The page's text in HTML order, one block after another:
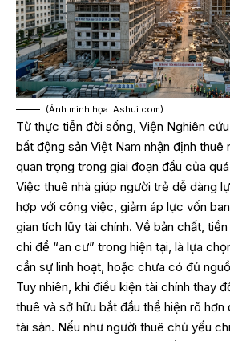
(Ảnh minh họa: Ashui.com)
Từ thực tiễn đời sống, Viện Nghiên
bất động sản Việt Nam nhận định thuê
quan trọng trong giai đoạn đầu của
Việc thuê nhà giúp người trẻ dễ dàng
hợp với công việc, giảm áp lực vốn
gian tích lũy tài chính. Về bản chất,
chi để “an cư” trong hiện tại, là lựa
cần sự linh hoạt, hoặc chưa có đủ
Tuy nhiên, khi điều kiện tài chính thay
thuê và sở hữu bắt đầu thể hiện rõ hơn
tài sản. Nếu như người thuê chủ yếu